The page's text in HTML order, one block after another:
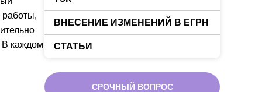
работы,
В каждом
ВНЕСЕНИЕ ИЗМЕНЕНИЙ В ЕГРН
СТАТЬИ
СРОЧНЫЙ ВОПРОС